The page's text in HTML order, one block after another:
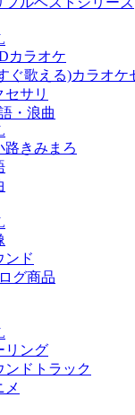
カラオケ
ぐ歌える)カラオケ
セサリ
・浪曲
路きみまろ
ンド
グ商品
リング
ンドトラック
メ